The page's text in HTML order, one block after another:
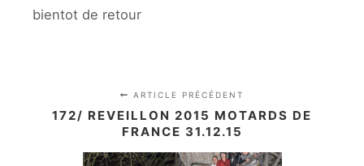
bientot de retour
ARTICLE PRÉCÉDENT
172/ REVEILLON 2015 MOTARDS DE
FRANCE 31.12.15